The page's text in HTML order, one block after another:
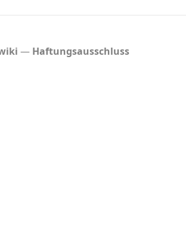
Haftungsausschluss